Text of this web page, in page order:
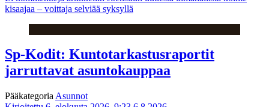
kisaajaa – voittaja selviää syksyllä
Sp-Kodit: Kuntotarkastusraportit
jarruttavat asuntokauppaa
Pääkategoria Asunnot